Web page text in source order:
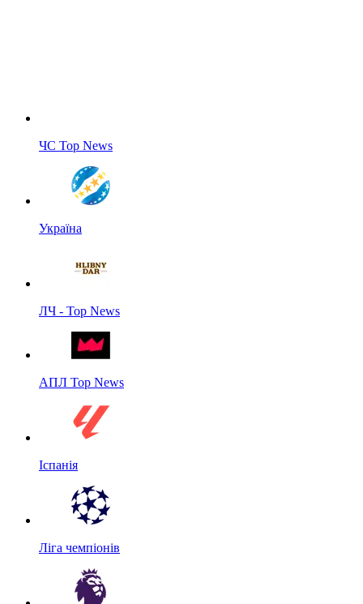
ЧС Top News
Україна
ЛЧ - Top News
АПЛ Top News
Іспанія
Ліга чемпіонів